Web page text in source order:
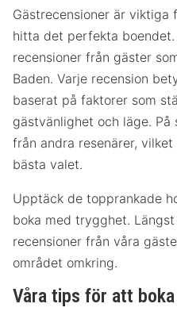
Gästrecensioner är
hitta det perfekta
recensioner från gäster
Baden. Varje recension
baserat på faktorer som
gästvänlighet och läge.
från andra resenärer,
bästa valet.
Upptäck de topprankade
boka med trygghet.
recensioner från våra
området omkring.
Våra tips för att boka